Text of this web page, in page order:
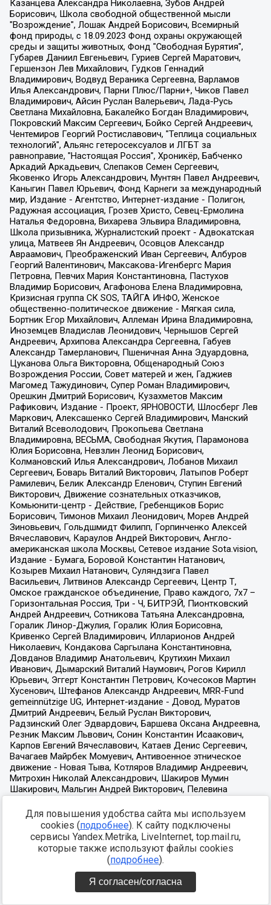
Для повышения удобства сайта мы используем
cookies (подробнее). К сайту подключены
сервисы Yandex.Metrika, LiveInternet, top.mail.ru,
которые также используют файлы cookies
(подробнее).
Я согласен/согласна